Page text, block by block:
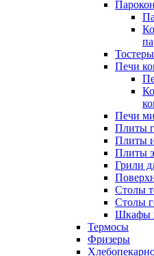
Тостеры
Печи
Печи
Плиты
Плиты
Плиты
Грили
Столы
Столы
Шкафы
Термосы
Фризеры